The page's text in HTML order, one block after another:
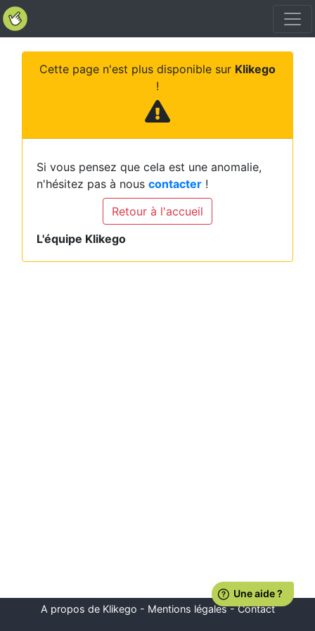
Cette page n'est plus disponible sur Klikego
!
Si vous pensez que cela est une anomalie,
n'hésitez pas à nous contacter !
Retour à l'accueil
L'équipe Klikego
A propos de Klikego - Mentions légales-Contact